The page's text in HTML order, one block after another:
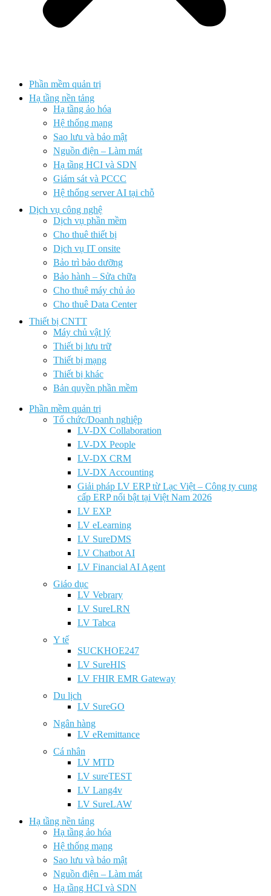
Phần mềm quản trị
Hạ tầng nền tảng
Hạ tầng ảo hóa
Hệ thống mạng
Sao lưu và bảo mật
Nguồn điện – Làm mát
Hạ tầng HCI và SDN
Giám sát và PCCC
Hệ thống server AI tại chỗ
Dịch vụ công nghệ
Dịch vụ phần mềm
Cho thuê thiết bị
Dịch vụ IT onsite
Bảo trì bảo dưỡng
Bảo hành – Sửa chữa
Cho thuê máy chủ ảo
Cho thuê Data Center
Thiết bị CNTT
Máy chủ vật lý
Thiết bị lưu trữ
Thiết bị mạng
Thiết bị khác
Bản quyền phần mềm
Phần mềm quản trị
Tổ chức/Doanh nghiệp
LV-DX Collaboration
LV-DX People
LV-DX CRM
LV-DX Accounting
Giải pháp LV ERP từ Lạc Việt – Công ty cung
cấp ERP nổi bật tại Việt Nam 2026
LV EXP
LV eLearning
LV SureDMS
LV Chatbot AI
LV Financial AI Agent
Giáo dục
LV Vebrary
LV SureLRN
LV Tabca
Y tế
SUCKHOE247
LV SureHIS
LV FHIR EMR Gateway
Du lịch
LV SureGO
Ngân hàng
LV eRemittance
Cá nhân
LV MTD
LV sureTEST
LV Lang4v
LV SureLAW
Hạ tầng nền tảng
Hạ tầng ảo hóa
Hệ thống mạng
Sao lưu và bảo mật
Nguồn điện – Làm mát
Hạ tầng HCI và SDN